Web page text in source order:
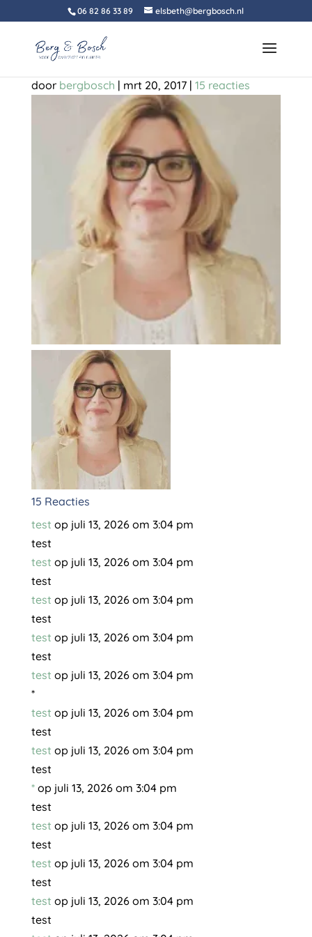
06 82 86 33 89 elsbeth@bergbosch.nl
elsbeth
door bergbosch | mrt 20, 2017| 15 reacties
15 Reacties
test op juli 13, 2026 om 3:04 pm
test
test op juli 13, 2026 om 3:04 pm
test
test op juli 13, 2026 om 3:04 pm
test
test op juli 13, 2026 om 3:04 pm
test
test op juli 13, 2026 om 3:04 pm
*
test op juli 13, 2026 om 3:04 pm
test
test op juli 13, 2026 om 3:04 pm
test
* op juli 13, 2026 om 3:04 pm
test
test op juli 13, 2026 om 3:04 pm
test
test op juli 13, 2026 om 3:04 pm
test
test op juli 13, 2026 om 3:04 pm
test